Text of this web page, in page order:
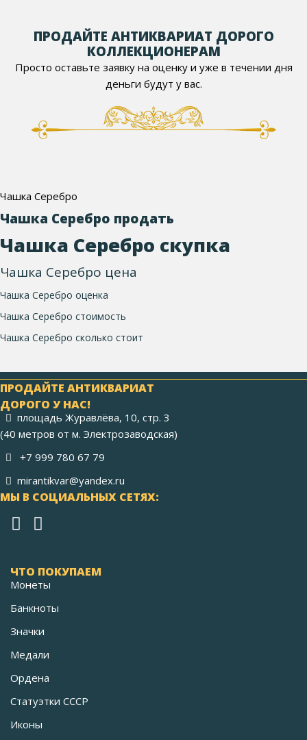
ПРОДАЙТЕ АНТИКВАРИАТ ДОРОГО
КОЛЛЕКЦИОНЕРАМ
Просто оставьте заявку на оценку и уже в течении дня
деньги будут у вас.
Чашка Серебро
Чашка Серебро продать
Чашка Серебро скупка
Чашка Серебро цена
Чашка Серебро оценка
Чашка Серебро стоимость
Чашка Серебро сколько стоит
ПРОДАЙТЕ АНТИКВАРИАТ
ДОРОГО У НАС!
площадь Журавлёва, 10, стр. 3
(40 метров от м. Электрозаводская)
+7 999 780 67 79
mirantikvar@yandex.ru
МЫ В СОЦИАЛЬНЫХ СЕТЯХ:
ЧТО ПОКУПАЕМ
Монеты
Банкноты
Значки
Медали
Ордена
Статуэтки СССР
Иконы